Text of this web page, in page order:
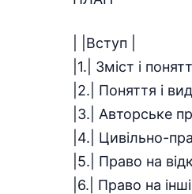
| |Вступ |
|1.| Зміст і
|2.| Поняття і
|3.| Авторське
|4.| Цивільно-
|5.| Право на
|6.| Право на